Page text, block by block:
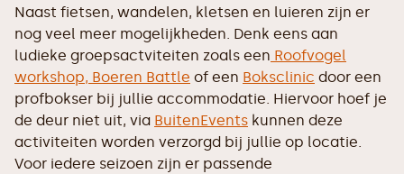
Naast fietsen, wandelen, kletsen en luieren zijn er
nog veel meer mogelijkheden. Denk eens aan
ludieke groepsactviteiten zoals een Roofvogel
workshop, Boeren Battle of een Boksclinic door een
profbokser bij jullie accommodatie. Hiervoor hoef je
de deur niet uit, via BuitenEvents kunnen deze
activiteiten worden verzorgd bij jullie op locatie.
Voor iedere seizoen zijn er passende